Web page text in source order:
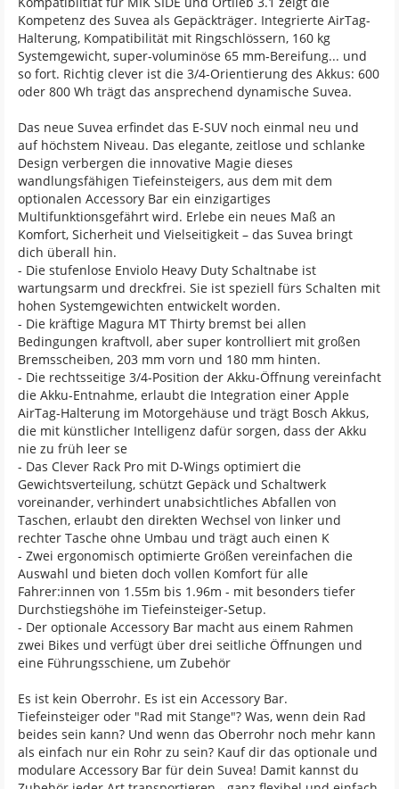
Kompetenz des Suvea als Gepäckträger. Integrierte AirTag-
Halterung, Kompatibilität mit Ringschlössern, 160 kg
Systemgewicht, super-voluminöse 65 mm-Bereifung... und
so fort. Richtig clever ist die 3/4-Orientierung des Akkus: 600
oder 800 Wh trägt das ansprechend dynamische Suvea.
Das neue Suvea erfindet das E-SUV noch einmal neu und
auf höchstem Niveau. Das elegante, zeitlose und schlanke
Design verbergen die innovative Magie dieses
wandlungsfähigen Tiefeinsteigers, aus dem mit dem
optionalen Accessory Bar ein einzigartiges
Multifunktionsgefährt wird. Erlebe ein neues Maß an
Komfort, Sicherheit und Vielseitigkeit – das Suvea bringt
dich überall hin.
- Die stufenlose Enviolo Heavy Duty Schaltnabe ist
wartungsarm und dreckfrei. Sie ist speziell fürs Schalten mit
hohen Systemgewichten entwickelt worden.
- Die kräftige Magura MT Thirty bremst bei allen
Bedingungen kraftvoll, aber super kontrolliert mit großen
Bremsscheiben, 203 mm vorn und 180 mm hinten.
- Die rechtsseitige 3/4-Position der Akku-Öffnung vereinfacht
die Akku-Entnahme, erlaubt die Integration einer Apple
AirTag-Halterung im Motorgehäuse und trägt Bosch Akkus,
die mit künstlicher Intelligenz dafür sorgen, dass der Akku
nie zu früh leer se
- Das Clever Rack Pro mit D-Wings optimiert die
Gewichtsverteilung, schützt Gepäck und Schaltwerk
voreinander, verhindert unabsichtliches Abfallen von
Taschen, erlaubt den direkten Wechsel von linker und
rechter Tasche ohne Umbau und trägt auch einen K
- Zwei ergonomisch optimierte Größen vereinfachen die
Auswahl und bieten doch vollen Komfort für alle
Fahrer:innen von 1.55m bis 1.96m - mit besonders tiefer
Durchstiegshöhe im Tiefeinsteiger-Setup.
- Der optionale Accessory Bar macht aus einem Rahmen
zwei Bikes und verfügt über drei seitliche Öffnungen und
eine Führungsschiene, um Zubehör
Es ist kein Oberrohr. Es ist ein Accessory Bar.
Tiefeinsteiger oder "Rad mit Stange"? Was, wenn dein Rad
beides sein kann? Und wenn das Oberrohr noch mehr kann
als einfach nur ein Rohr zu sein? Kauf dir das optionale und
modulare Accessory Bar für dein Suvea! Damit kannst du